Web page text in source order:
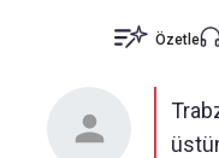
Özetle